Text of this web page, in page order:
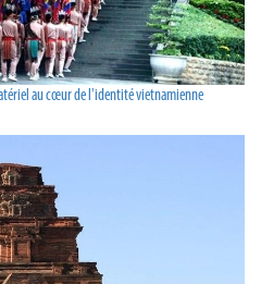
au cœur de l'identité vietnamienne